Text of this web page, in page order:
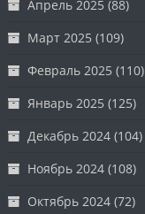
Апрель 2025 (88)
Март 2025 (109)
Февраль 2025 (110)
Январь 2025 (125)
Декабрь 2024 (104)
Ноябрь 2024 (108)
Октябрь 2024 (72)